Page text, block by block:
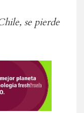
se pierde